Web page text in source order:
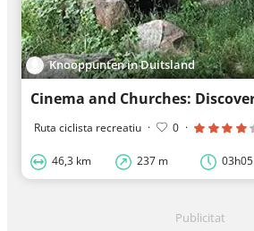
Knooppunten in Duitsland
Ruta ciclista recreatiu · 0 ·
46,3 km 237 m 03h05
Publicitat